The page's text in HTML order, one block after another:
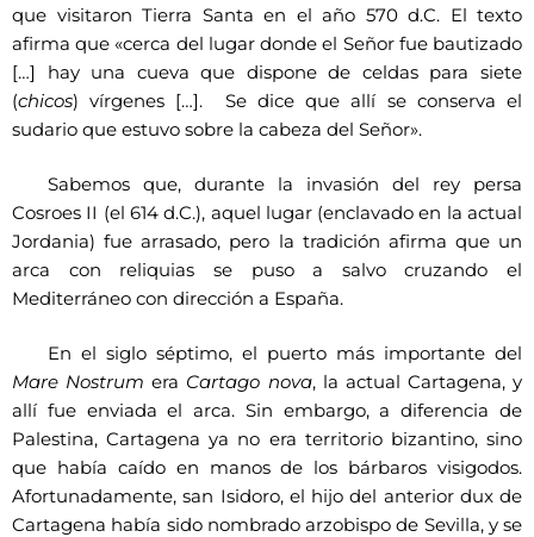
que visitaron Tierra Santa en el año 570 d.C. El texto
afirma que «cerca del lugar donde el Señor fue bautizado
[…] hay una cueva que dispone de celdas para siete
(chicos) vírgenes […]. Se dice que allí se conserva el
sudario que estuvo sobre la cabeza del Señor».
Sabemos que, durante la invasión del rey persa
Cosroes II (el 614 d.C.), aquel lugar (enclavado en la actual
Jordania) fue arrasado, pero la tradición afirma que un
arca con reliquias se puso a salvo cruzando el
Mediterráneo con dirección a España.
En el siglo séptimo, el puerto más importante del
Mare Nostrum era Cartago nova, la actual Cartagena, y
allí fue enviada el arca. Sin embargo, a diferencia de
Palestina, Cartagena ya no era territorio bizantino, sino
que había caído en manos de los bárbaros visigodos.
Afortunadamente, san Isidoro, el hijo del anterior dux de
Cartagena había sido nombrado arzobispo de Sevilla, y se